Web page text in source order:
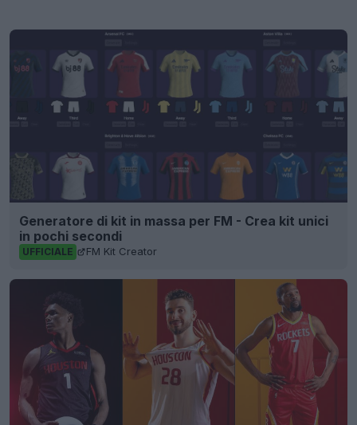
Generatore di kit in massa per FM - Crea kit unici
in pochi secondi
UFFICIALE FM Kit Creator